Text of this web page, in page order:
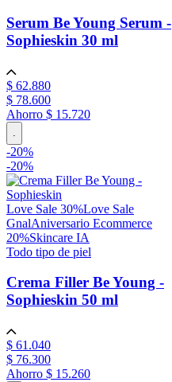
Serum Be Young Serum -
Sophieskin 30 ml
$ 62.880
$ 78.600
Ahorro $ 15.720
.
-20%
-20%
Love Sale 30%Love Sale
GnalAniversario Ecommerce
20%Skincare IA
Todo tipo de piel
Crema Filler Be Young -
Sophieskin 50 ml
$ 61 .040
$ 76.300
Ahorro $ 15.260